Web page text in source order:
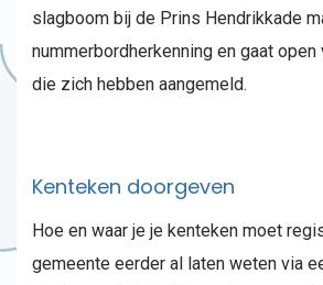
slagboom bij de Prins Hendrikkade
nummerbordherkenning en gaat
die zich hebben aangemeld.
Kenteken doorgeven
Hoe en waar je je kenteken moet
gemeente eerder al laten weten via